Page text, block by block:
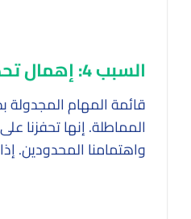
السبب 4: إهمال تحديد المواعيد النهائية
قائمة المهام المجدولة
المماطلة. إنها تحفزنا
واهتمامنا المحدودين.